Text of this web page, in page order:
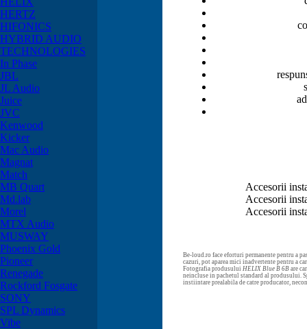
HERTZ
HIFONICS
HYBRID AUDIO
TECHNOLOGIES
In Phase
JBL
JL Audio
Juice
JVC
Kenwood
Kicker
Mac Audio
Magnat
Match
MB Quart
Md.lab
Morel
MTX Audio
MUSWAY
Phoenix Gold
Pioneer
Renegade
Rockford Fosgate
SONY
SPL Dynamics
Vibe
Accesorii
Accesorii
Accesorii
Be-loud.ro face eforturi permanente pentru a
cazuri, pot aparea mici inadvertente pentru a
Fotografia produsului HELIX Blue B 6B are
neincluse in pachetul standard al produsului.
instiintare prealabila de catre producator,